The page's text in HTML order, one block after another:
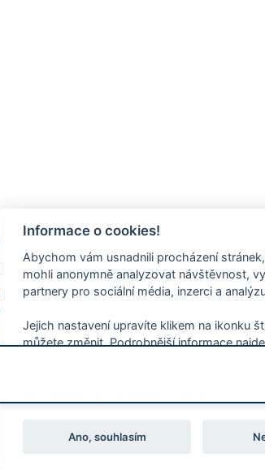
Mobilní rozhlas
odstávky, poruchy a výpadky energií,
o aplikaci
webmaster@zlin.eu
Informace o cookies!
Abychom vám usnadnili procházení
mohli anonymně analyzovat návštěvnost,
partnery pro sociální média, inzerci a
Jejich nastavení upravíte klikem na ikonku
můžete změnit. Podrobnější informace
Ano, souhlasím